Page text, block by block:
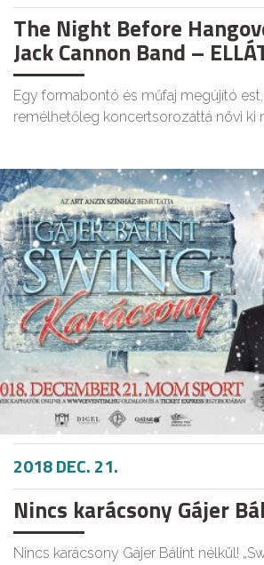
The Night Before
Jack Cannon Band –
Egy formabontó és műfaj megújító
remélhetőleg koncertsorozattá növi ki
2018 DEC. 21.
Nincs karácsony Gájer
Nincs karácsony Gájer Bálint nélkül!